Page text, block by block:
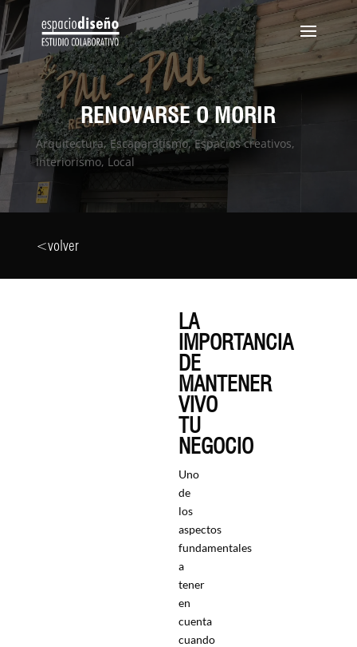
RENOVARSE O MORIR
Arquitectura,Escaparatismo,Espacios creativos,
Interiorismo, Local
<volver
LA
IMPORTANCIA
DE
MANTENER
VIVO
TU
NEGOCIO
Uno
de
los
aspectos
fundamentales
a
tener
en
cuenta
cuando